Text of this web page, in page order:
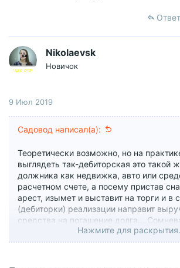
Nikolaevsk
Новичок
9 Июл 2019
Садовод написал(а):
Теоретически возможно, но на
выглядеть так-дебиторская это такой
должника как недвижка, авто или
расчетном счете, а посему пристав
арест, изымет и выставит на торги и в
(дебиторки) реализации направит
средства на погашение
есть хорошая дебиторка , которая хоть
стоит.....Извините что немного
Нажмите для